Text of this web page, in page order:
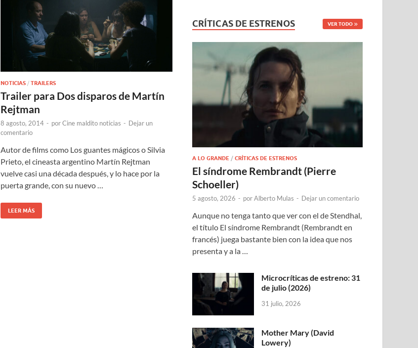
NOTICIAS / TRAILERS
Trailer para Dos disparos de Martín
Rejtman
8 agosto, 2014 - porCine maldito noticias - Dejar un
comentario
Autor de films como Los guantes mágicos o Silvia
Prieto, el cineasta argentino Martín Rejtman
vuelve casi una década después, y lo hace por la
puerta grande, con su nuevo …
LEER MÁS
CRÍTICAS DE ESTRENOS VER TODO
A LO GRANDE /CRÍTICAS DE ESTRENOS
El síndrome Rembrandt (Pierre
Schoeller)
5 agosto, 2026 - porAlberto Mulas - Dejar un comentario
Aunque no tenga tanto que ver con el de Stendhal,
el título El síndrome Rembrandt (Rembrandt en
francés) juega bastante bien con la idea que nos
presenta y a la …
Microcríticas de estreno: 31
de julio (2026)
31 julio, 2026
Mother Mary (David
Lowery)